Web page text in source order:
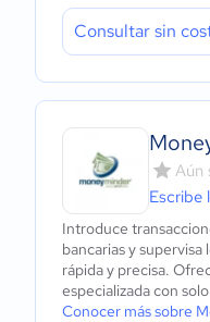
Consultar sin
Aún
Escribe
Introduce
bancarias y
rápida y precisa.
especializada con
Conocer más sobre